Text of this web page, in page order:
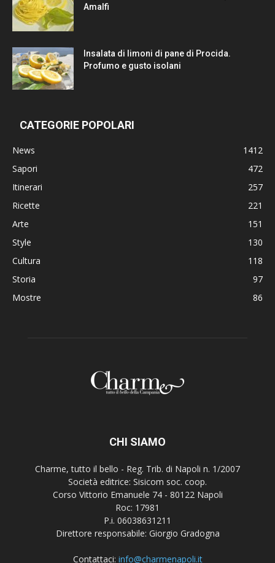
Amalfi
Insalata di limoni di pane di Procida.
Profumo e gusto isolani
CATEGORIE POPOLARI
News
1412
Sapori
472
Itinerari
257
Ricette
221
Arte
151
Style
130
Cultura
118
Storia
97
Mostre
86
CHI SIAMO
Charme, tutto il bello - Reg. Trib. di Napoli n. 1/2007
Società editrice: Sisicom soc. coop.
Corso Vittorio Emanuele 74 - 80122 Napoli
Roc: 17981
P.i. 06038631211
Direttore responsabile: Giorgio Gradogna
Contattaci: info@charmenapoli.it